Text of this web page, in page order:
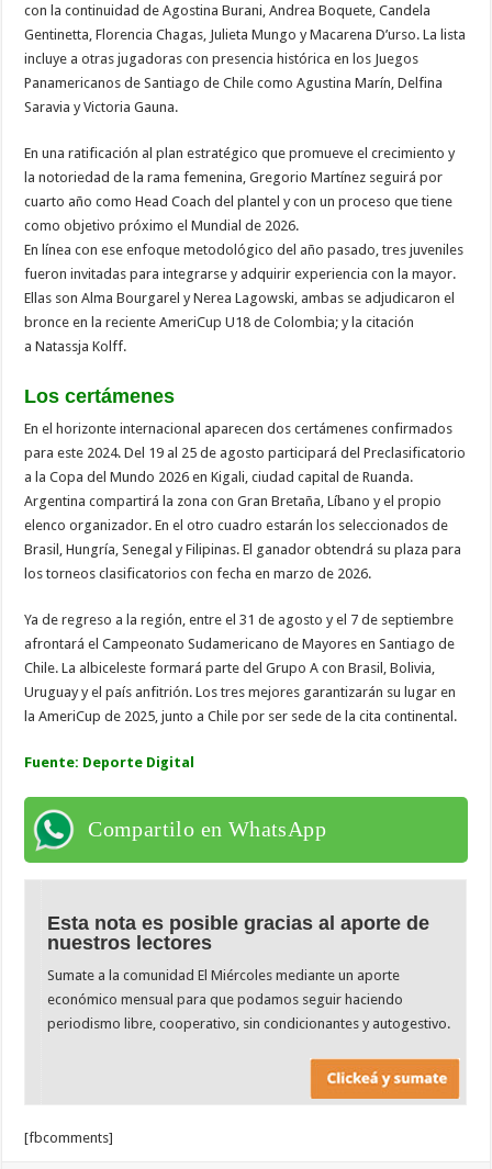
con la continuidad de Agostina Burani, Andrea Boquete, Candela
Gentinetta, Florencia Chagas, Julieta Mungo y Macarena D’urso. La lista
incluye a otras jugadoras con presencia histórica en los Juegos
Panamericanos de Santiago de Chile como Agustina Marín, Delfina
Saravia y Victoria Gauna.
En una ratificación al plan estratégico que promueve el crecimiento y
la notoriedad de la rama femenina, Gregorio Martínez seguirá por
cuarto año como Head Coach del plantel y con un proceso que tiene
como objetivo próximo el Mundial de 2026.
En línea con ese enfoque metodológico del año pasado, tres juveniles
fueron invitadas para integrarse y adquirir experiencia con la mayor.
Ellas son Alma Bourgarel y Nerea Lagowski, ambas se adjudicaron el
bronce en la reciente AmeriCup U18 de Colombia; y la citación
a Natassja Kolff.
Los certámenes
En el horizonte internacional aparecen dos certámenes confirmados
para este 2024. Del 19 al 25 de agosto participará del Preclasificatorio
a la Copa del Mundo 2026 en Kigali, ciudad capital de Ruanda.
Argentina compartirá la zona con Gran Bretaña, Líbano y el propio
elenco organizador. En el otro cuadro estarán los seleccionados de
Brasil, Hungría, Senegal y Filipinas. El ganador obtendrá su plaza para
los torneos clasificatorios con fecha en marzo de 2026.
Ya de regreso a la región, entre el 31 de agosto y el 7 de septiembre
afrontará el Campeonato Sudamericano de Mayores en Santiago de
Chile. La albiceleste formará parte del Grupo A con Brasil, Bolivia,
Uruguay y el país anfitrión. Los tres mejores garantizarán su lugar en
la AmeriCup de 2025, junto a Chile por ser sede de la cita continental.
Fuente: Deporte Digital
Compartilo en WhatsApp
Esta nota es posible gracias al aporte de
nuestros lectores
Sumate a la comunidad El Miércoles mediante un aporte
económico mensual para que podamos seguir haciendo
periodismo libre, cooperativo, sin condicionantes y autogestivo.
[fbcomments]